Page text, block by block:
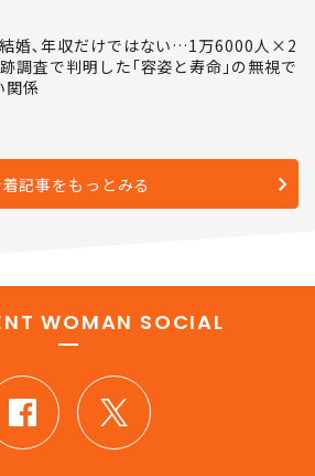
婚､年収だけではない…1万6000人×2
調査で判明した｢容姿と寿命｣の無視で
関係
記事をもっとみる
WOMAN SOCIAL